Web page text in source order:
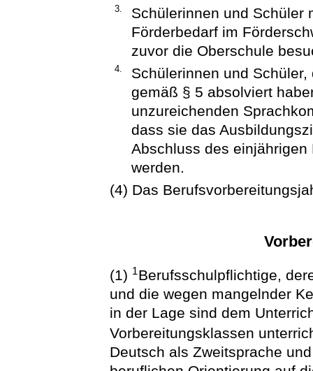
3.
Schülerinnen und Schüler
Förderbedarf im
zuvor die Oberschule
4.
Schülerinnen und
gemäß § 5 absolviert
unzureichenden
dass sie das
Abschluss des
werden.
(4) Das
(1) 1Berufsschulpflichtige,
und die wegen mangelnder
in der Lage sind dem
Vorbereitungsklassen
Deutsch als Zweitsprache